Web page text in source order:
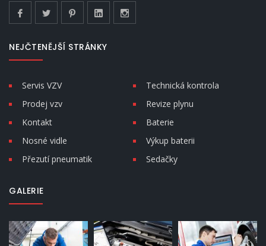
NEJČTENĚJŠÍ STRÁNKY
Servis VZV
Technická kontrola
Prodej vzv
Revize plynu
Kontakt
Baterie
Nosné vidle
Výkup baterii
Přezutí pneumatik
Sedačky
GALERIE